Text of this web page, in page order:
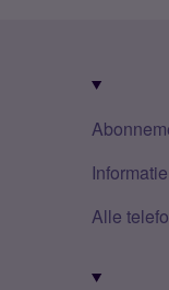
Alle